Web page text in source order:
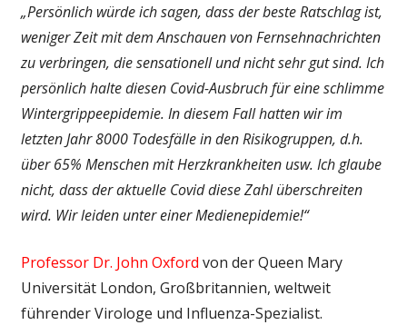
„Persönlich würde ich sagen, dass der beste Ratschlag ist,
weniger Zeit mit dem Anschauen von Fernsehnachrichten
zu verbringen, die sensationell und nicht sehr gut sind. Ich
persönlich halte diesen Covid-Ausbruch für eine schlimme
Winter­grippe­epidemie. In diesem Fall hatten wir im
letzten Jahr 8000 Todesfälle in den Risikogruppen, d.h.
über 65% Menschen mit Herzkrankheiten usw. Ich glaube
nicht, dass der aktuelle Covid diese Zahl überschreiten
wird. Wir leiden unter einer Medienepidemie!“
Professor Dr. John Oxford von der Queen Mary
Universität London, Großbritannien, weltweit
führender Virologe und Influenza-Spezialist.